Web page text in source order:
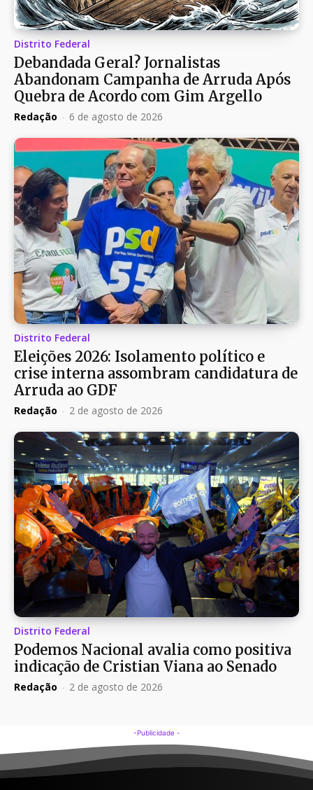
Distrito Federal
Debandada Geral? Jornalistas
Abandonam Campanha de Arruda Após
Quebra de Acordo com Gim Argello
Redação - 6 de agosto de 2026
Distrito Federal
Eleições 2026: Isolamento político e
crise interna assombram candidatura de
Arruda ao GDF
Redação - 2 de agosto de 2026
Distrito Federal
Podemos Nacional avalia como positiva
indicação de Cristian Viana ao Senado
Redação - 2 de agosto de 2026
-Publicidade -